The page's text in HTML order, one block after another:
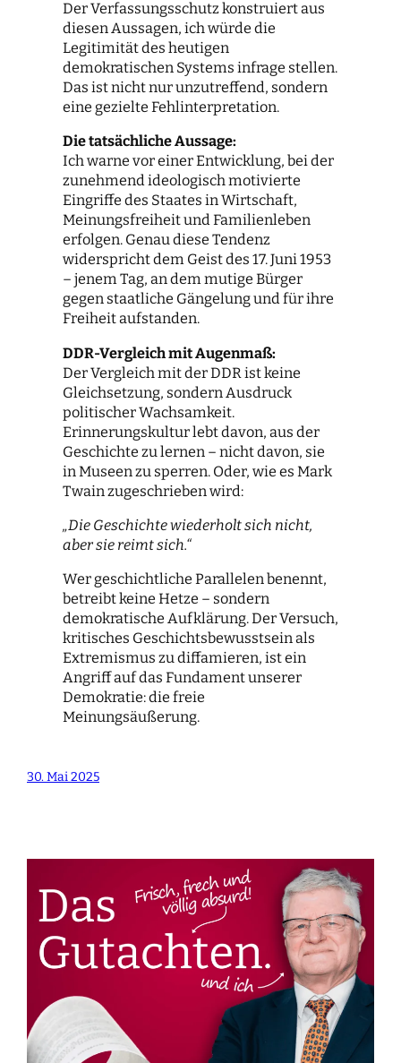
Der Verfassungsschutz konstruiert aus
diesen Aussagen, ich würde die
Legitimität des heutigen
demokratischen Systems infrage stellen.
Das ist nicht nur unzutreffend, sondern
eine gezielte Fehlinterpretation.
Die tatsächliche Aussage:
Ich warne vor einer Entwicklung, bei der
zunehmend ideologisch motivierte
Eingriffe des Staates in Wirtschaft,
Meinungsfreiheit und Familienleben
erfolgen. Genau diese Tendenz
widerspricht dem Geist des 17. Juni 1953
– jenem Tag, an dem mutige Bürger
gegen staatliche Gängelung und für ihre
Freiheit aufstanden.
DDR-Vergleich mit Augenmaß:
Der Vergleich mit der DDR ist keine
Gleichsetzung, sondern Ausdruck
politischer Wachsamkeit.
Erinnerungskultur lebt davon, aus der
Geschichte zu lernen – nicht davon, sie
in Museen zu sperren. Oder, wie es Mark
Twain zugeschrieben wird:
„Die Geschichte wiederholt sich nicht,
aber sie reimt sich.“
Wer geschichtliche Parallelen benennt,
betreibt keine Hetze – sondern
demokratische Aufklärung. Der Versuch,
kritisches Geschichtsbewusstsein als
Extremismus zu diffamieren, ist ein
Angriff auf das Fundament unserer
Demokratie: die freie
Meinungsäußerung.
30. Mai 2025